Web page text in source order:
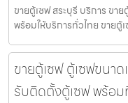
ขายตู้เซฟ สระบุรี บริการ ข
พร้อมให้บริการทั่วไทย ขายตู้เ
ขายตู้เซฟ ตู้เซฟขนา
รับติดตั้งตู้เซฟ พร้อ